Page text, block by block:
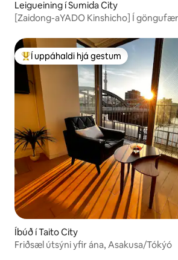
Leigueining í Sumida City
[Zaidong-aYADO Kinshicho] Í
viðskiptaferðamenn
Í mestu uppáhaldi hjá gestum
Í uppáhaldi hjá gestum
Íbúð í Taito City
Friðsæl útsýni yfir ána, Asakusa/Tókýó